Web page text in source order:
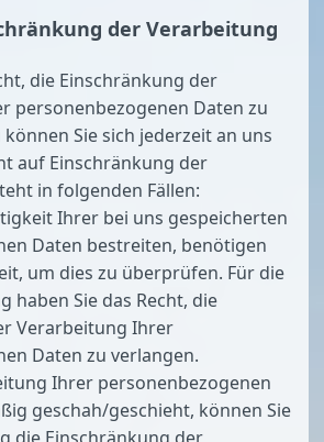
der Verarbeitung
die Einschränkung der
personenbezogenen Daten zu
Sie sich jederzeit an uns
auf Einschränkung der
in folgenden Fällen:
Ihrer bei uns gespeicherten
Daten bestreiten, benötigen
um dies zu überprüfen. Für die
haben Sie das Recht, die
Verarbeitung Ihrer
Daten zu verlangen.
Ihrer personenbezogenen
geschah/geschieht, können Sie
die Einschränkung der